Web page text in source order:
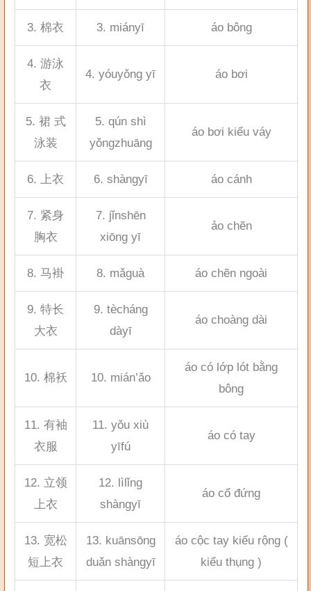
3. 棉衣 3. miányī áo bông
4. 游泳
衣
4. yóuyǒng yī áo bơi
5. 裙 式
泳装
5. qún shì
yǒngzhuāng
áo bơi kiểu váy
6. 上衣 6. shàngyī áo cánh
7. 紧身
胸衣
7. jǐnshēn
xiōng yī
ảo chẽn
8. 马褂 8. mǎguà áo chẽn ngoài
9. 特长
大衣
9. tècháng
dàyī
áo choàng dài
10. 棉袄 10. mián’ǎo
áo có lớp lót bằng
bông
11. 有袖
衣服
11. yǒu xiù
yīfú
áo có tay
12. 立领
上衣
12. lìlǐng
shàngyī
áo cổ đứng
13. 宽松
短上衣
13. kuānsōng
duǎn shàngyī
áo cộc tay kiểu rộng (
kiểu thụng )